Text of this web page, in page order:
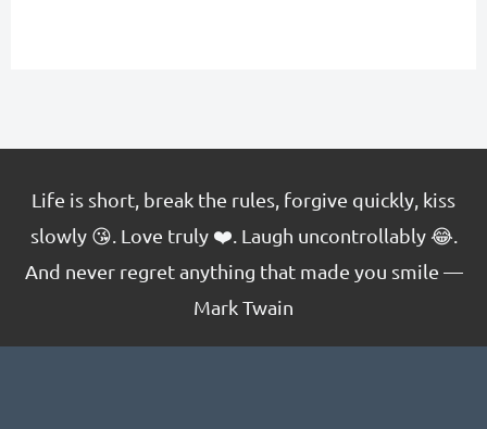
Life is short, break the rules, forgive quickly, kiss
slowly 😘. Love truly ❤️. Laugh uncontrollably 😂.
And never regret anything that made you smile —
Mark Twain